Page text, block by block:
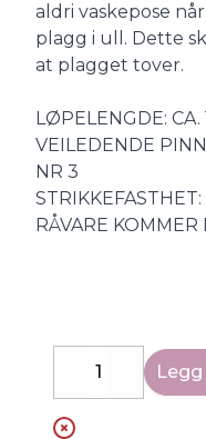
aldri vaskepose
plagg i ull. Dette
at plagget tover.
LØPELENGDE: CA.
VEILEDENDE
NR 3
RÅVARE KOMMER
DecreaseIncrease